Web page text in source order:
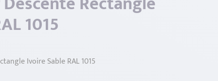
1015
Ivoire Sable RAL 1015